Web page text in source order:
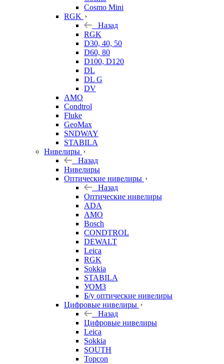
Cosmo Mini
RGK
Назад
RGK
D30, 40, 50
D60, 80
D100, D120
DL
DL G
DV
AMO
Condtrol
Fluke
GeoMax
SNDWAY
STABILA
Нивелиры
Назад
Нивелиры
Оптические нивелиры
Назад
Оптические нивелиры
ADA
AMO
Bosch
CONDTROL
DEWALT
Leica
RGK
Sokkia
STABILA
УОМЗ
Б/у оптические нивелиры
Цифровые нивелиры
Назад
Цифровые нивелиры
Leica
Sokkia
SOUTH
Topcon